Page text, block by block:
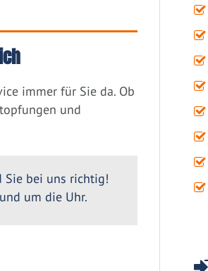
immer für Sie da. Ob
und
Sie bei uns richtig!
um die Uhr.